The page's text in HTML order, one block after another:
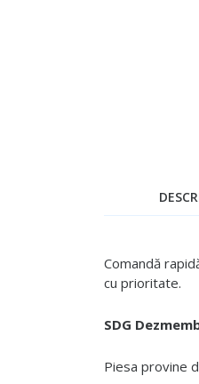
Comandă
cu prioritate.
SDG
Piesa provine